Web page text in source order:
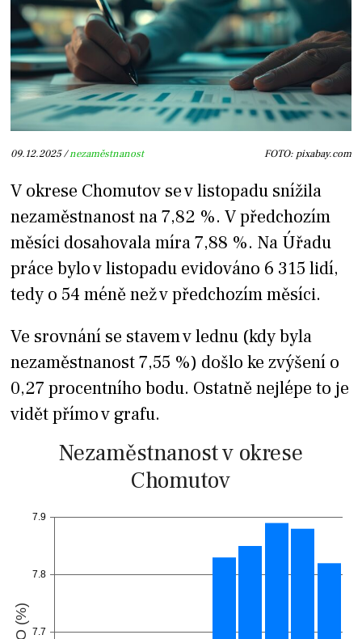
FOTO: pixabay.com
09.12.2025 /nezaměstnanost
V okrese Chomutov se v listopadu snížila
nezaměstnanost na 7,82 %. V předchozím
měsíci dosahovala míra 7,88 %. Na Úřadu
práce bylo v listopadu evidováno 6 315 lidí,
tedy o 54 méně než v předchozím měsíci.
Ve srovnání se stavem v lednu (kdy byla
nezaměstnanost 7,55 %) došlo ke zvýšení o
0,27 procentního bodu. Ostatně nejlépe to je
vidět přímo v grafu.
Nezaměstnanost v okrese
Chomutov